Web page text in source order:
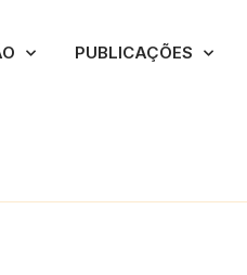
PUBLICAÇÕES